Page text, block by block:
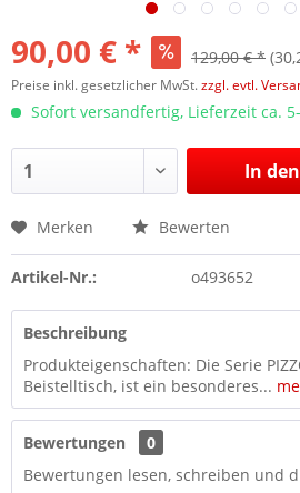
90,00 € * 129,00 € *
Preise inkl. gesetzlicher MwSt.zzgl. evtl.
Sofort versandfertig, Lieferzeit ca.
In den
Merken Bewerten
Artikel-Nr.: o493652
Beschreibung
Produkteigenschaften: Die Serie
Beistelltisch, ist ein besonderes...
Bewertungen
0
Bewertungen lesen, schreiben und